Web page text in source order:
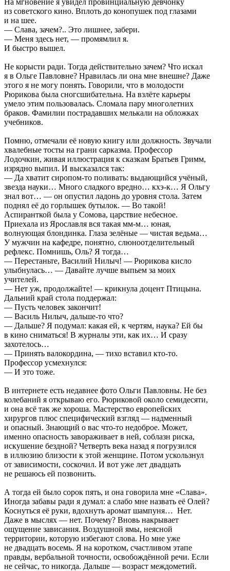
из советского кино. Вплоть до конопушек под глазами
и на шее.
— Слава, зачем?.. Это лишнее, забери.
— Меня здесь нет, — промямлил я.
И быстро вышел.
Не корысти ради. Тогда действительно зачем? Что искал
я в Ольге Павловне? Нравилась ли она мне внешне? Даже
этого я не могу понять. Говорили, что в молодости
Рюрикова была сногсшибательна. На взлёте карьеры
умело этим пользовалась. Сломала пару многолетних
браков. Фамилии пострадавших мелькали на обложках
учебников.
Помню, отмечали её новую книгу или должность. Звучали
хвалебные тосты на грани сарказма. Профессор
Лодочкин, живая иллюстрация к сказкам Братьев Гримм,
изрядно выпил. И высказался так:
— Да хватит сиропом-то поливать: выдающийся учёный,
звезда науки… Много сладкого вредно… кхэ-к… Я Ольгу
знал вот… — он опустил ладонь до уровня стола. Затем
поднял её до горлышек бутылок. — Во такой!
Аспиранткой была у Сомова, царствие небесное.
Приехала из Ярославля вся такая мм-м… юная,
волнующая блондинка. Глаза зелёные — чистая ведьма…
У мужчин на кафедре, понятно, слюноотделительный
рефлекс. Помнишь, Оль? Я тогда…
— Перестаньте, Василий Нилыч! — Рюрикова кисло
улыбнулась… — Давайте лучше выпьем за моих
учителей.
— Нет уж, продолжайте! — крикнула доцент Птицына.
Дальний край стола поддержал:
— Пусть человек закончит!
— Василь Нилыч, дальше-то что?
— Дальше? Я подумал: какая ей, к чертям, наука? Ей бы
в кино сниматься! В журналы эти, как их… И сразу
захотелось…
— Принять валокордина, — тихо вставил кто-то.
Профессор усмехнулся:
— И это тоже.
В интернете есть недавнее фото Ольги Павловны. Не без
колебаний я открываю его. Рюриковой около семидесяти,
и она всё так же хороша. Мастерство европейских
хирургов плюс специфический взгляд — надменный
и опасный. Знающий о вас что-то недоброе. Может,
именно опасность завораживает в ней, соблазн риска,
искушение бездной? Четверть века назад я погрузился
в иллюзию близости к этой женщине. Потом ускользнул
от зависимости, соскочил. И вот уже лет двадцать
не решаюсь ей позвонить.
А тогда ей было сорок пять, и она говорила мне «Слава».
Иногда забавы ради я думал: а слабо мне назвать её Олей?
Коснуться её руки, вдохнуть аромат шампуня… Нет.
Даже в мыслях — нет. Почему? Вновь накрывает
ощущение зависания. Воздушной ямы, неясной
территории, которую избегают слова. Но мне уже
не двадцать восемь. Я на коротком, счастливом этапе
правды, вербальной точности, освобождённой речи. Если
не сейчас, то никогда. Дальше — возраст междометий.